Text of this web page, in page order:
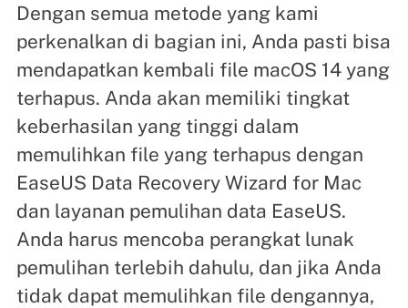
Dengan semua metode yang kami
perkenalkan di bagian ini, Anda pasti bisa
mendapatkan kembali file macOS 14 yang
terhapus. Anda akan memiliki tingkat
keberhasilan yang tinggi dalam
memulihkan file yang terhapus dengan
EaseUS Data Recovery Wizard for Mac
dan layanan pemulihan data EaseUS.
Anda harus mencoba perangkat lunak
pemulihan terlebih dahulu, dan jika Anda
tidak dapat memulihkan file dengannya,